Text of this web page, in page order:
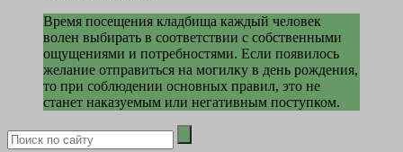
Время посещения кладбища каждый человек
волен выбирать в соответствии с собственными
ощущениями и потребностями. Если появилось
желание отправиться на могилку в день рождения,
то при соблюдении основных правил, это не
станет наказуемым или негативным поступком.